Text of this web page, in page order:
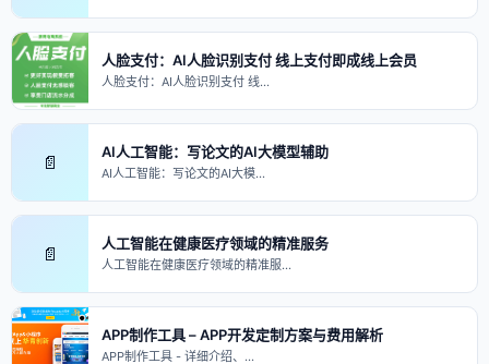
人脸支付：AI人脸识别支付 线上支付即成线上会员
人脸支付：AI人脸识别支付 线…
📄 AI人工智能：写论文的AI大模型辅助
AI人工智能：写论文的AI大模…
📄 人工智能在健康医疗领域的精准服务
人工智能在健康医疗领域的精准服…
APP制作工具 – APP开发定制方案与费用解析
APP制作工具 - 详细介绍、…